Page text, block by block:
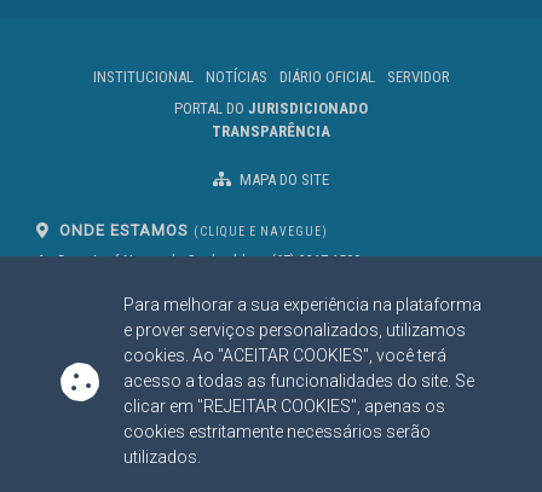
Para melhorar a sua experiência na plataforma
e prover serviços personalizados, utilizamos
cookies. Ao "ACEITAR COOKIES", você terá
acesso a todas as funcionalidades do site. Se
clicar em "REJEITAR COOKIES", apenas os
cookies estritamente necessários serão
utilizados.
INSTITUCIONAL NOTÍCIAS DIÁRIO OFICIAL
SERVIDOR
PORTAL DO JURISDICIONADO
TRANSPARÊNCIA
MAPA DO SITE
ONDE ESTAMOS (CLIQUE E NAVEGUE)
Av. Des. José Nunes da Cunha, bloco
Campo Grande/MS
CEP: 79031-310
(67) 3317-1500
SIGA NOSSAS REDES SOCIAIS
Linked InYoutube
Facebook
X